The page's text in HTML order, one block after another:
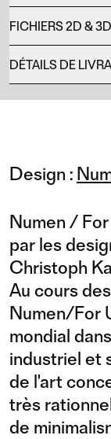
FICHIERS 2D & 3D
DÉTAILS DE
Design :
Numen /
par les
Christoph
Au cours
Numen/For
mondial
industriel et
de l'art
très
de